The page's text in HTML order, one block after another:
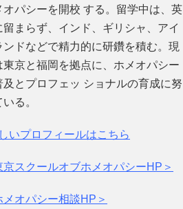
オパシーを開校 する。留学中は、英
留まらず、インド、ギリシャ、アイ
ンドなどで精力的に研鑽を積む。現
東京と福岡を拠点に、ホメオパシー
及とプロフェッ ショナルの育成に努
る。
いプロフィールはこちら
京スクールオブホメオパシーHP＞
メオパシー相談HP＞